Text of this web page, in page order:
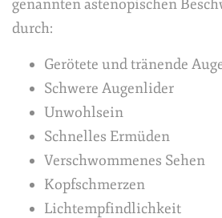
genannten astenopischen
durch:
Gerötete und tränende
Schwere Augenlider
Unwohlsein
Schnelles Ermüden
Verschwommenes Sehen
Kopfschmerzen
Lichtempfindlichkeit